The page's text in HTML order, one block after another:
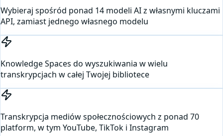
Wybieraj spośród ponad 14 modeli AI z własnymi kluczami
API, zamiast jednego własnego modelu
Knowledge Spaces do wyszukiwania w wielu
transkrypcjach w całej Twojej bibliotece
Transkrypcja mediów społecznościowych z ponad 70
platform, w tym YouTube, TikTok i Instagram